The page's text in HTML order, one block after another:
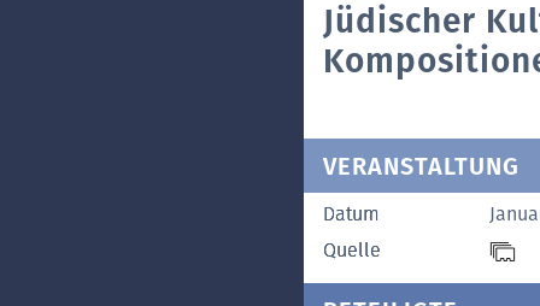
Jüdischer
VERANSTALTUNG
Datum
Quelle